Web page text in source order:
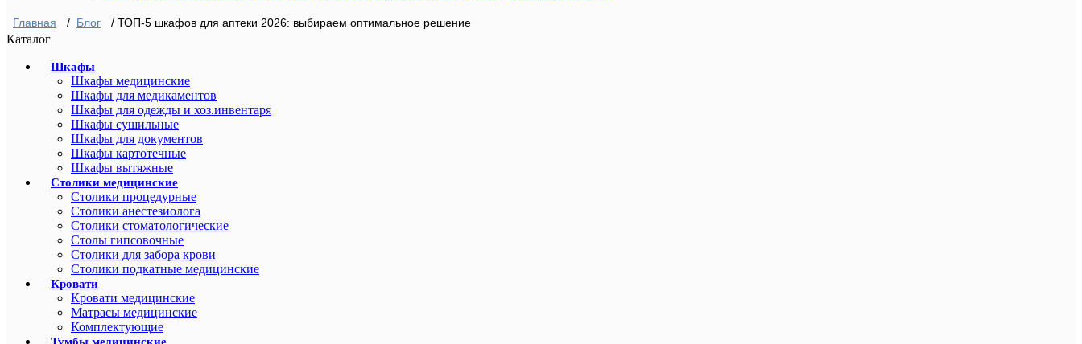
Главная / Блог / ТОП‑5 шкафов для аптеки 2026: выбираем оптимальное решение
Каталог
Шкафы
Шкафы медицинские
Шкафы для медикаментов
Шкафы для одежды и хоз.инвентаря
Шкафы сушильные
Шкафы для документов
Шкафы картотечные
Шкафы вытяжные
Столики медицинские
Столики процедурные
Столики анестезиолога
Столики стоматологические
Столы гипсовочные
Столики для забора крови
Столики подкатные медицинские
Кровати
Кровати медицинские
Матрасы медицинские
Комплектующие